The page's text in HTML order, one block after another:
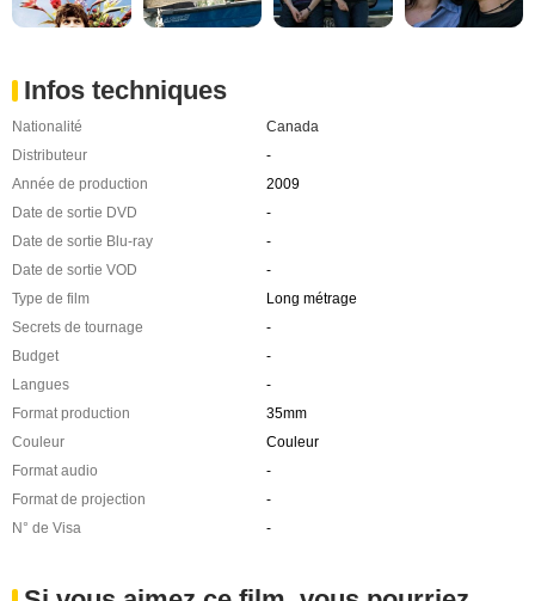
Infos techniques
Nationalité
Canada
Distributeur
-
Année de production
2009
Date de sortie DVD
-
Date de sortie Blu-ray
-
Date de sortie VOD
-
Type de film
Long métrage
Secrets de tournage
-
Budget
-
Langues
-
Format production
35mm
Couleur
Couleur
Format audio
-
Format de projection
-
N° de Visa
-